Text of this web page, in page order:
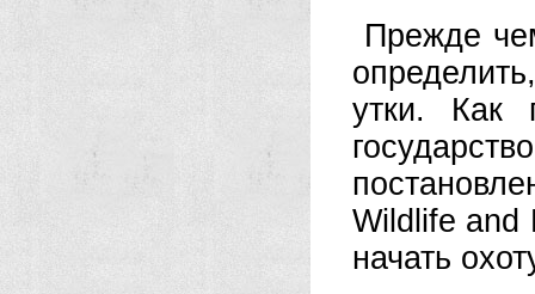
Прежде
утки. Как
Wildlife and
начать